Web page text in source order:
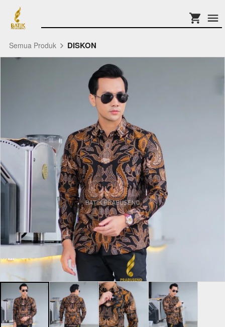
Semua Produk DISKON